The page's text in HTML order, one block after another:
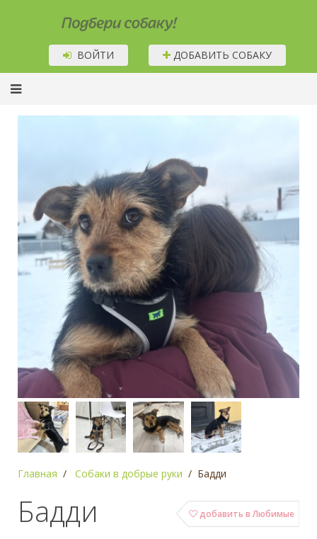
Подбери собаку!
ВОЙТИ ДОБАВИТЬ СОБАКУ
Главная Собаки в добрые руки Бадди
добавить в Любимые
Бадди